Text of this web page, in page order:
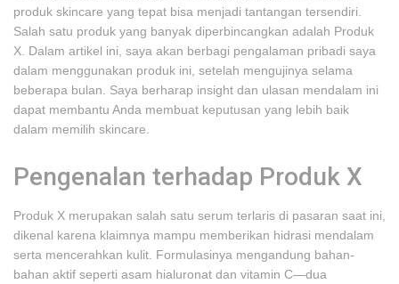
produk skincare yang tepat bisa menjadi tantangan tersendiri.
Salah satu produk yang banyak diperbincangkan adalah Produk
X. Dalam artikel ini, saya akan berbagi pengalaman pribadi saya
dalam menggunakan produk ini, setelah mengujinya selama
beberapa bulan. Saya berharap insight dan ulasan mendalam ini
dapat membantu Anda membuat keputusan yang lebih baik
dalam memilih skincare.
Pengenalan terhadap Produk X
Produk X merupakan salah satu serum terlaris di pasaran saat ini,
dikenal karena klaimnya mampu memberikan hidrasi mendalam
serta mencerahkan kulit. Formulasinya mengandung bahan-
bahan aktif seperti asam hialuronat dan vitamin C—dua